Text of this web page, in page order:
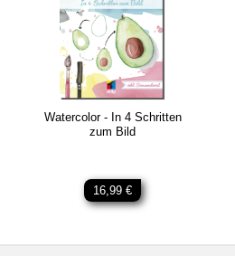
Watercolor - In 4 Schritten
zum Bild
16,99 €